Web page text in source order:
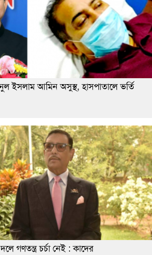
ইসলাম আমিন অসুস্থ, হাসপাতালে ভর্তি
গণতন্ত্র চর্চা নেই : কাদের